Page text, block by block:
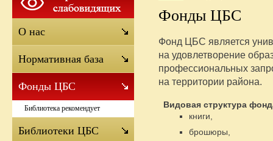
Фонды ЦБС
Фонд ЦБС является
на удовлетворение
профессиональных
на территории района.
Видовая структура
книги,
брошюры,
О нас
Нормативная база
Фонды ЦБС
Библиотека рекомендует
Библиотеки ЦБС